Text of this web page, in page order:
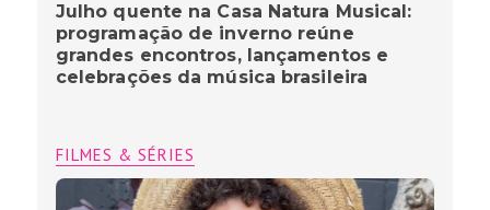
Julho quente na Casa Natura Musical:
programação de inverno reúne
grandes encontros, lançamentos e
celebrações da música brasileira
FILMES & SÉRIES